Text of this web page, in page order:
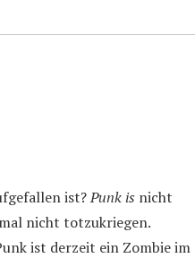
ist?Punk is nicht
nicht totzukriegen.
ist derzeit ein Zombie im